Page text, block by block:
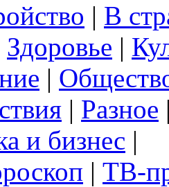
| В
Здоровье |
|
| Разное
и бизнес |
| ТВ-